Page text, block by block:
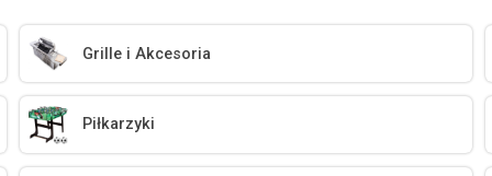
Grille i Akcesoria
Piłkarzyki